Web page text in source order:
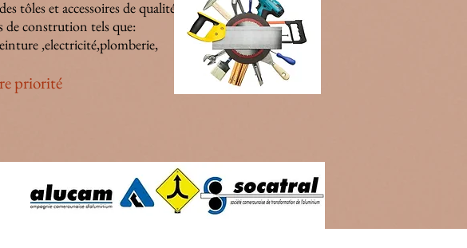
tôles et accessoires de qualité,
de constrution tels que:
,electricité,plomberie,
priorité